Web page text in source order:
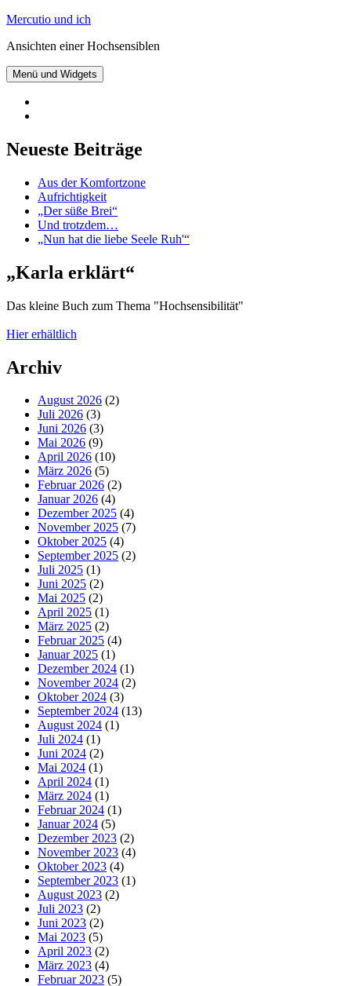
Zum
springen
Mercutio und ich
Ansichten einer Hochsensiblen
Menü und Widgets
Neueste Beiträge
Aus der Komfortzone
Aufrichtigkeit
„Der süße Brei“
Und trotzdem…
„Nun hat die liebe Seele Ruh'“
„Karla erklärt“
Das kleine Buch zum Thema "Hochsensibilität"
Hier erhältlich
Archiv
August 2026 (2)
Juli 2026 (3)
Juni 2026 (3)
Mai 2026 (9)
April 2026 (10)
März 2026 (5)
Februar 2026 (2)
Januar 2026 (4)
Dezember 2025 (4)
November 2025 (7)
Oktober 2025 (4)
September 2025 (2)
Juli 2025 (1)
Juni 2025 (2)
Mai 2025 (2)
April 2025 (1)
März 2025 (2)
Februar 2025 (4)
Januar 2025 (1)
Dezember 2024 (1)
November 2024 (2)
Oktober 2024 (3)
September 2024 (13)
August 2024 (1)
Juli 2024 (1)
Juni 2024 (2)
Mai 2024 (1)
April 2024 (1)
März 2024 (1)
Februar 2024 (1)
Januar 2024 (5)
Dezember 2023 (2)
November 2023 (4)
Oktober 2023 (4)
September 2023 (1)
August 2023 (2)
Juli 2023 (2)
Juni 2023 (2)
Mai 2023 (5)
April 2023 (2)
März 2023 (4)
Februar 2023 (5)